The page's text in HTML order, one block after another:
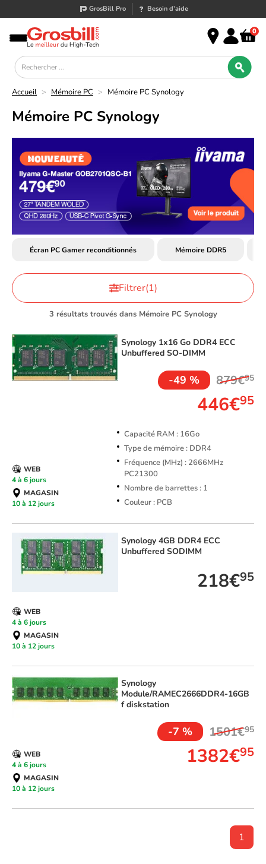
GrosBill Pro Besoin d’aide
0
Accueil > Mémoire PC > Mémoire PC Synology
Mémoire PC Synology
Écran PC Gamer reconditionnés Mémoire DDR5
3 résultats trouvés dans Mémoire PC Synology
Filtrer(1)
Synology 1x16 Go DDR4 ECC
Unbuffered SO-DIMM
-49 % 879€95
446€95
Capacité RAM : 16Go
Type de mémoire : DDR4
Fréquence (MHz) : 2666MHz
PC21300
Nombre de barrettes : 1
Couleur : PCB
WEB
4 à 6 jours
MAGASIN
10 à 12 jours
Synology 4GB DDR4 ECC
Unbuffered SODIMM
218€95
WEB
4 à 6 jours
MAGASIN
10 à 12 jours
Synology
Module/RAMEC2666DDR4-16GB
f diskstation
-7 % 1501€95
1382€95
WEB
4 à 6 jours
MAGASIN
10 à 12 jours
1